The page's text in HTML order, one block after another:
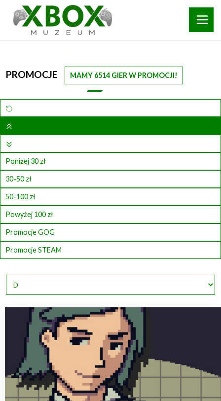
PROMOCJE MAMY 6514 GIER W PROMOCJI!
Poniżej 30 zł
30-50 zł
50-100 zł
Powyżej 100 zł
Promocje GOG
Promocje STEAM